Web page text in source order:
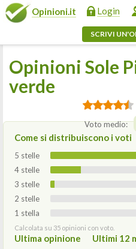
Opinioni.it Login
SCRIVI
Opinioni Sole
verde
Voto medio:
Come si distribuiscono i voti
5 stelle
4 stelle
3 stelle
2 stelle
1 stella
Calcolata su 35 opinioni con voto.
Ultima opinione Ultimi 12